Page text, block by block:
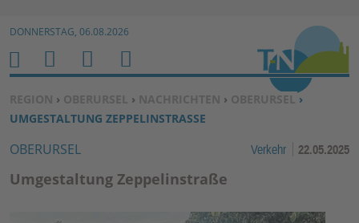
Zum Inhalt springen ↓
DONNERSTAG, 06.08.2026
SIE BEFINDEN SICH HIER:
REGION › OBERURSEL › NACHRICHTEN › OBERURSEL ›
UMGESTALTUNG ZEPPELINSTRASSE
OBERURSEL Verkehr 22.05.2025
Umgestaltung Zeppelinstraße
H
O
M
E
M
E
N
U
S
U
C
N
B
E
N
Z